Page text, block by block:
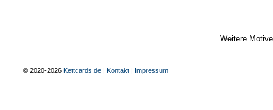
Weitere
© 2020-2026 Kettcards.de| Kontakt| Impressum